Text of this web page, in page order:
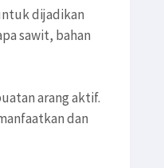
dijadikan
sawit, bahan
arang aktif.
dan